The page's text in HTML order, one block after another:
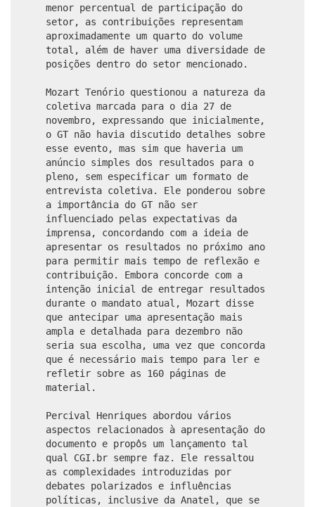
menor percentual de participação do
setor, as contribuições representam
aproximadamente um quarto do volume
total, além de haver uma diversidade de
posições dentro do setor mencionado.
Mozart Tenório questionou a natureza da
coletiva marcada para o dia 27 de
novembro, expressando que inicialmente,
o GT não havia discutido detalhes sobre
esse evento, mas sim que haveria um
anúncio simples dos resultados para o
pleno, sem especificar um formato de
entrevista coletiva. Ele ponderou sobre
a importância do GT não ser
influenciado pelas expectativas da
imprensa, concordando com a ideia de
apresentar os resultados no próximo ano
para permitir mais tempo de reflexão e
contribuição. Embora concorde com a
intenção inicial de entregar resultados
durante o mandato atual, Mozart disse
que antecipar uma apresentação mais
ampla e detalhada para dezembro não
seria sua escolha, uma vez que concorda
que é necessário mais tempo para ler e
refletir sobre as 160 páginas de
material.
Percival Henriques abordou vários
aspectos relacionados à apresentação do
documento e propôs um lançamento tal
qual CGI.br sempre faz. Ele ressaltou
as complexidades introduzidas por
debates polarizados e influências
políticas, inclusive da Anatel, que se